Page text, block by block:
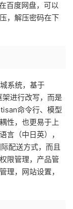
百度网盘，可以
，解压密码在下
系统，基于
进行改写，而是
命令行、模型
性，也更易于上
言（中日英），
配送方式，而且
限管理，产品管
理，网站设置，